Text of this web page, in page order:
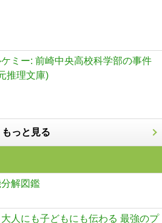
ミー: 前崎中央高校科学部の事件
推理文庫)
もっと見る
解図鑑
人にも子どもにも伝わる 最強のプ